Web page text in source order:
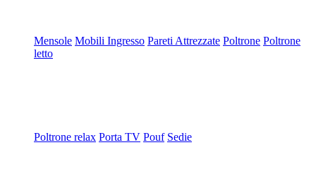
Mensole Mobili Ingresso Pareti Attrezzate Poltrone Poltrone
letto
Poltrone relax Porta TV Pouf Sedie